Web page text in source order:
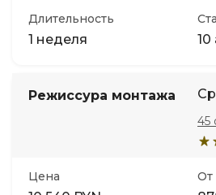
Длительность
1 неделя 10
Режиссура монтажа
45
Цена От